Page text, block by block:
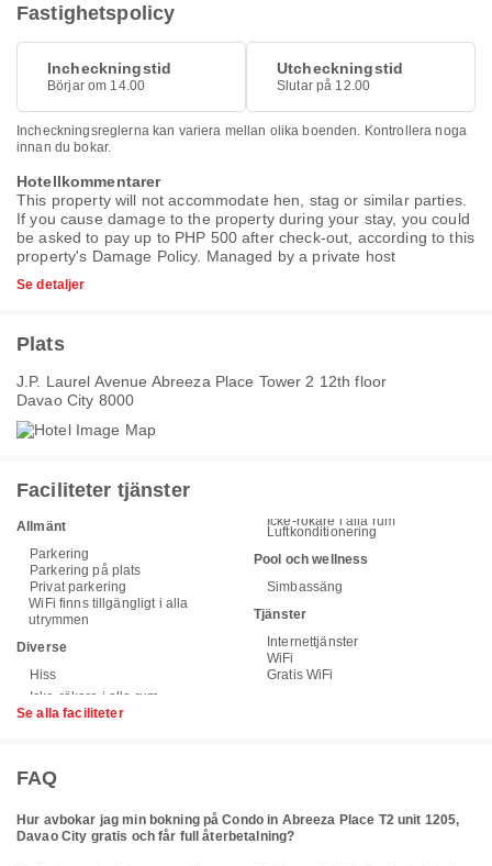
Fastighetspolicy
Incheckningstid
Börjar om 14.00
Utcheckningstid
Slutar på 12.00
Incheckningsreglerna kan variera mellan olika boenden. Kontrollera noga
innan du bokar.
Hotellkommentarer
This property will not accommodate hen, stag or similar parties.
If you cause damage to the property during your stay, you could
be asked to pay up to PHP 500 after check-out, according to this
property's Damage Policy. Managed by a private host
Se detaljer
Plats
J.P. Laurel Avenue Abreeza Place Tower 2 12th floor
Davao City 8000
Faciliteter tjänster
Allmänt
Parkering
Parkering på plats
Privat parkering
WiFi finns tillgängligt i alla
utrymmen
Diverse
Hiss
Icke-rökare i alla rum
Luftkonditionering
Pool och wellness
Simbassäng
Tjänster
Internettjänster
WiFi
Gratis WiFi
Se alla faciliteter
FAQ
Hur avbokar jag min bokning på Condo in Abreeza Place T2 unit 1205,
Davao City gratis och får full återbetalning?